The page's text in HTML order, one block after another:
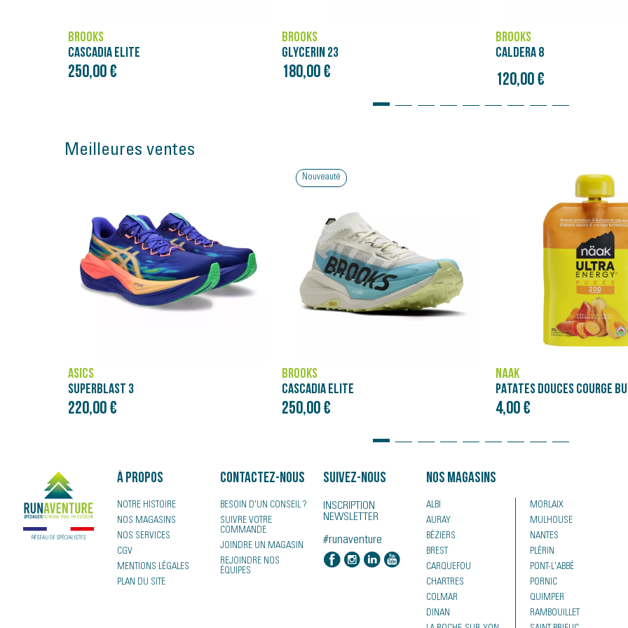
BROOKS
GLYCERIN 23
180,00 €
BROOKS
CALDERA 8
120,00 €
BROOKS
CASCADIA 19
120,00 €
Meilleures ventes
BROOKS
CASCADIA ELITE
250,00 €
NÄAK
4,00 €
ASICS
NOVABLAST 5
120,00 €
À propos
NOTRE HISTOIRE
NOS MAGASINS
NOS SERVICES
CGV
MENTIONS LÉGALES
PLAN DU SITE
Contactez-nous
BESOIN D'UN CONSEIL ?
SUIVRE VOTRE
COMMANDE
JOINDRE UN MAGASIN
REJOINDRE NOS
ÉQUIPES
Suivez-nous
INSCRIPTION
NEWSLETTER
#runaventure
Nos magasins
ALBI
AURAY
BÉZIERS
BREST
CARQUEFOU
CHARTRES
COLMAR
DINAN
MORLAIX
MULHOUSE
NANTES
PLÉRIN
PONT-L'ABBÉ
PORNIC
QUIMPER
RAMBOUILLET